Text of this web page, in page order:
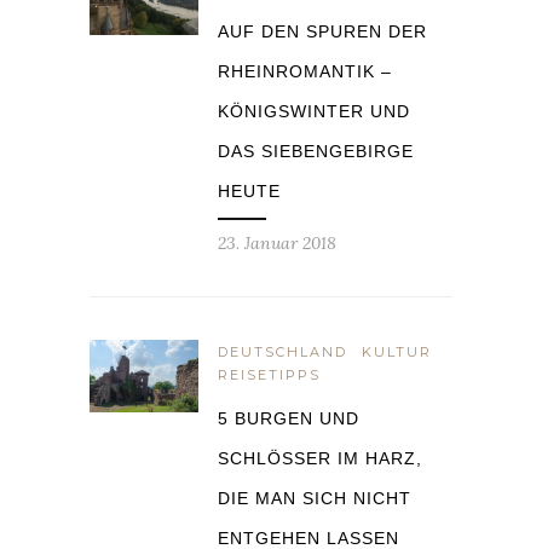
AUF DEN SPUREN DER
RHEINROMANTIK –
KÖNIGSWINTER UND
DAS SIEBENGEBIRGE
HEUTE
23. Januar 2018
DEUTSCHLAND
KULTUR
REISETIPPS
5 BURGEN UND
SCHLÖSSER IM HARZ,
DIE MAN SICH NICHT
ENTGEHEN LASSEN